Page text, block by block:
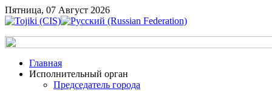
Пятница, 07 Август 2026
Главная
Исполнительный орган
Председатель города